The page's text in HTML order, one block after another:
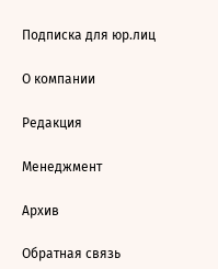
Подписка для юр.лиц
О компании
Редакция
Менеджмент
Архив
Обратная связь